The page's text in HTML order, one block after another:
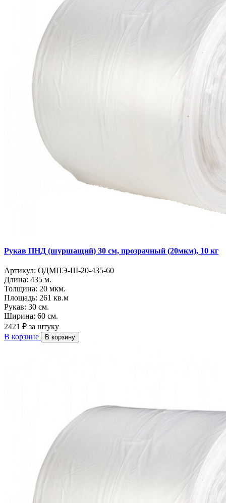
Рукав ПНД (шуршащий) 30 см, прозрачный (20мкм), 10 кг
Артикул: ОДМПЭ-Ш-20-435-60
Длина: 435 м.
Толщина: 20 мкм.
Площадь: 261 кв.м
Рукав: 30 см.
Ширина: 60 см.
2421 ₽ за штуку
В корзине
В корзину